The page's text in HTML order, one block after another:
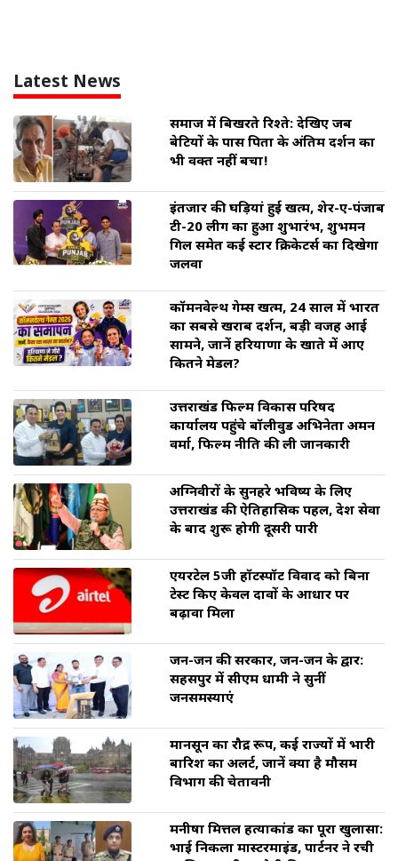
Latest News
समाज में बिखरते रिश्ते: देखिए जब
बेटियों के पास पिता के अंतिम दर्शन का
भी वक्त नहीं बचा!
इंतजार की घड़ियां हुई खत्म, शेर-ए-पंजाब
टी-20 लीग का हुआ शुभारंभ, शुभमन
गिल समेत कई स्टार क्रिकेटर्स का दिखेगा
जलवा
कॉमनवेल्थ गेम्स खत्म, 24 साल में भारत
का सबसे खराब प्रदर्शन, बड़ी वजह आई
सामने, जानें हरियाणा के खाते में आए
कितने मेडल?
उत्तराखंड फिल्म विकास परिषद
कार्यालय पहुंचे बॉलीवुड अभिनेता अमन
वर्मा, फिल्म नीति की ली जानकारी
अग्निवीरों के सुनहरे भविष्य के लिए
उत्तराखंड की ऐतिहासिक पहल, देश सेवा
के बाद शुरू होगी दूसरी पारी
एयरटेल 5जी हॉटस्पॉट विवाद को बिना
टेस्ट किए केवल दावों के आधार पर
बढ़ावा मिला
जन-जन की सरकार, जन-जन के द्वार:
सहसपुर में सीएम धामी ने सुनीं
जनसमस्याएं
मानसून का रौद्र रूप, कई राज्यों में भारी
बारिश का अलर्ट, जानें क्या है मौसम
विभाग की चेतावनी
मनीषा मित्तल हत्याकांड का पूरा खुलासा:
भाई निकला मास्टरमाइंड, पार्टनर ने रची